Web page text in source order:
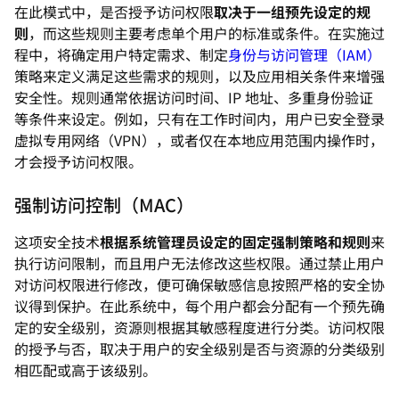
在此模式中，是否授予访问权限取决于一组预先设定的规
则，而这些规则主要考虑单个用户的标准或条件。在实施过
程中，将确定用户特定需求、制定身份与访问管理（IAM）
策略来定义满足这些需求的规则，以及应用相关条件来增强
安全性。规则通常依据访问时间、IP 地址、多重身份验证
等条件来设定。例如，只有在工作时间内，用户已安全登录
虚拟专用网络（VPN），或者仅在本地应用范围内操作时，
才会授予访问权限。
强制访问控制（MAC）
这项安全技术根据系统管理员设定的固定强制策略和规则来
执行访问限制，而且用户无法修改这些权限。通过禁止用户
对访问权限进行修改，便可确保敏感信息按照严格的安全协
议得到保护。在此系统中，每个用户都会分配有一个预先确
定的安全级别，资源则根据其敏感程度进行分类。访问权限
的授予与否，取决于用户的安全级别是否与资源的分类级别
相匹配或高于该级别。